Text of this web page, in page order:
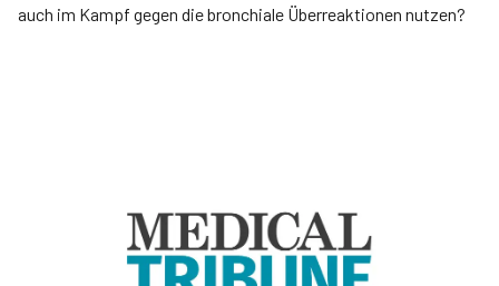
auch im Kampf gegen die bronchiale Überreaktionen nutzen?